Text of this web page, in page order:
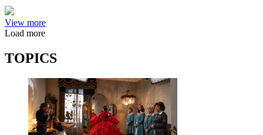
View more
Load more
TOPICS